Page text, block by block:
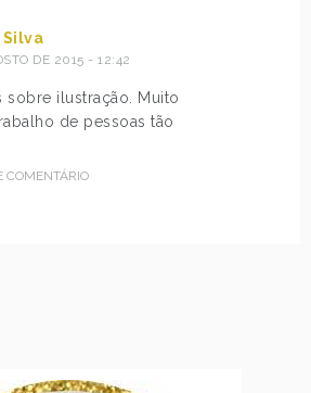
Silva
DE 2015 - 12:42
sobre ilustração. Muito
de pessoas tão
COMENTÁRIO